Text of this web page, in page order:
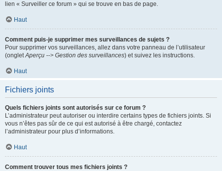
lien « Surveiller ce forum » qui se trouve en bas de page.
Haut
Comment puis-je supprimer mes surveillances de sujets ?
Pour supprimer vos surveillances, allez dans votre panneau de l’utilisateur
(ongletAperçu --> Gestion des surveillances) et suivez les instructions.
Haut
Fichiers joints
Quels fichiers joints sont autorisés sur ce forum ?
L’administrateur peut autoriser ou interdire certains types de fichiers joints. Si
vous n’êtes pas sûr de ce qui est autorisé à être chargé, contactez
l’administrateur pour plus d’informations.
Haut
Comment trouver tous mes fichiers joints ?